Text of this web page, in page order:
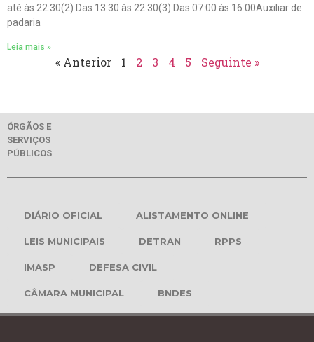
até às 22:30(2) Das 13:30 às 22:30(3) Das 07:00 às 16:00Auxiliar de
padaria
Leia mais »
« Anterior 1 2 3 4 5 Seguinte »
ÓRGÃOS E
SERVIÇOS
PÚBLICOS
DIÁRIO OFICIAL ALISTAMENTO ONLINE
LEIS MUNICIPAIS DETRAN RPPS
IMASP DEFESA CIVIL
CÂMARA MUNICIPAL BNDES